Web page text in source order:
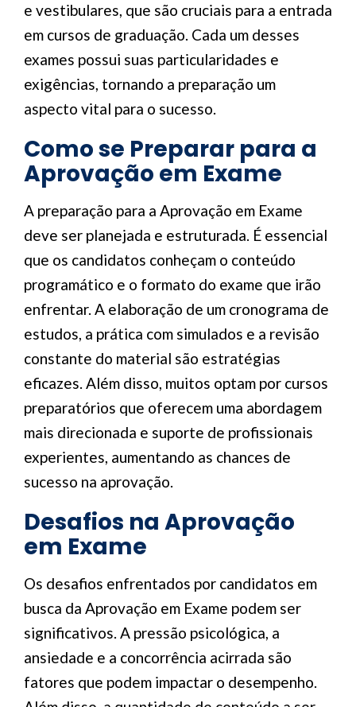
e vestibulares, que são cruciais para a entrada
em cursos de graduação. Cada um desses
exames possui suas particularidades e
exigências, tornando a preparação um
aspecto vital para o sucesso.
Como se Preparar para a
Aprovação em Exame
A preparação para a Aprovação em Exame
deve ser planejada e estruturada. É essencial
que os candidatos conheçam o conteúdo
programático e o formato do exame que irão
enfrentar. A elaboração de um cronograma de
estudos, a prática com simulados e a revisão
constante do material são estratégias
eficazes. Além disso, muitos optam por cursos
preparatórios que oferecem uma abordagem
mais direcionada e suporte de profissionais
experientes, aumentando as chances de
sucesso na aprovação.
Desafios na Aprovação
em Exame
Os desafios enfrentados por candidatos em
busca da Aprovação em Exame podem ser
significativos. A pressão psicológica, a
ansiedade e a concorrência acirrada são
fatores que podem impactar o desempenho.